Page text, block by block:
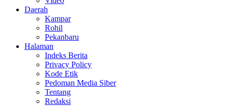
Daerah
Kampar
Rohil
Pekanbaru
Halaman
Indeks Berita
Privacy Policy
Kode Etik
Pedoman Media Siber
Tentang
Redaksi